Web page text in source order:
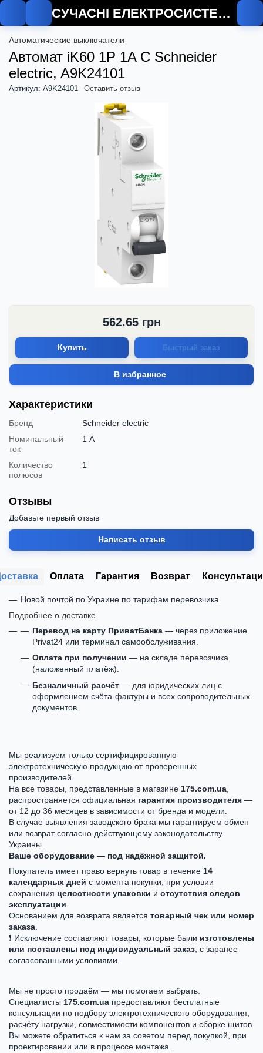
СУЧАСНІ ЕЛЕКТРОСИСТЕМИ
Автоматические выключатели
Автомат iK60 1P 1A C Schneider
electric, A9K24101
Артикул: A9K24101 Оставить отзыв
562.65грн
Купить Быстрый заказ
В избранное
Характеристики
Бренд
Schneider electric
Номинальный
ток
1 А
Количество
полюсов
1
Отзывы
Добавьте первый отзыв
Написать отзыв
Оплата Гарантия Возврат
Новой почтой по Украине по тарифам перевозчика.
Подробнее о доставке
Перевод на карту ПриватБанка — через приложение
Privat24 или терминал самообслуживания.
Оплата при получении — на складе перевозчика
(наложенный платёж).
Безналичный расчёт — для юридических лиц с
оформлением счёта-фактуры и всех сопроводительных
документов.
Мы реализуем только сертифицированную
электротехническую продукцию от проверенных
производителей.
На все товары, представленные в магазине 175.com.ua
распространяется официальная гарантия производителя —
от 12 до 36 месяцев в зависимости от бренда и модели.
В случае выявления заводского брака мы гарантируем обмен
или возврат согласно действующему законодательству
Украины.
Ваше оборудование — под надёжной защитой.
Покупатель имеет право вернуть товар в течение 14
календарных дней с момента покупки, при условии
сохранения целостности упаковки и отсутствия следов
эксплуатации
Основанием для возврата является товарный чек или номер
заказа
❗ Исключение составляют товары, которые были изготовлены
или поставлены под индивидуальный заказ , с заранее
согласованными условиями.
Мы не просто продаём — мы помогаем выбрать.
Специалисты 175.com.ua предоставляют бесплатные
консультации по подбору электротехнического оборудования,
расчёту нагрузки, совместимости компонентов и сборке щитов.
Вы можете обратиться к нам за советом перед покупкой, при
проектировании или в процессе монтажа.